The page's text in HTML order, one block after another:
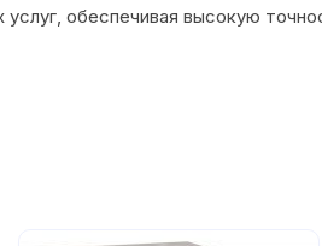
обеспечивая высокую